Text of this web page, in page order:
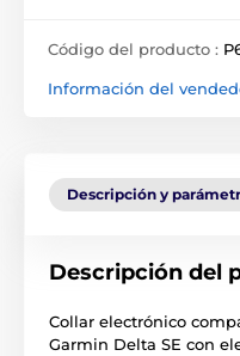
Código del producto :
Información del
Descripción y
Descripción del
Collar electrónico
Garmin Delta SE con